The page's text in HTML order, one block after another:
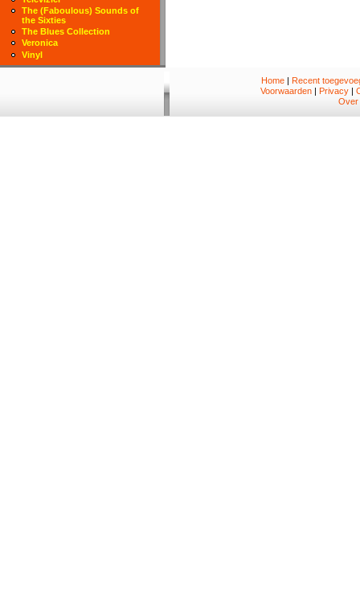
The (Faboulous) Sounds of
the Sixties
The Blues Collection
Veronica
Vinyl
Home|
Recent
Voorwaarden
Privacy
Over